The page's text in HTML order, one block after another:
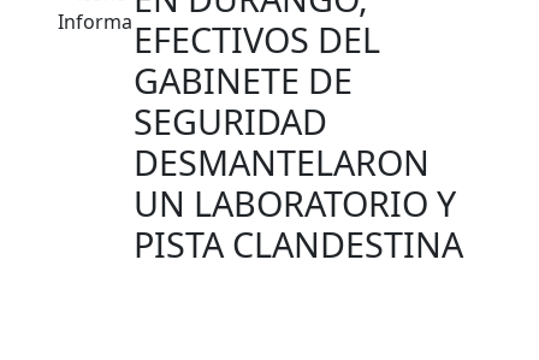
EFECTIVOS DEL
GABINETE DE
SEGURIDAD
DESMANTELARON
UN LABORATORIO Y
PISTA CLANDESTINA